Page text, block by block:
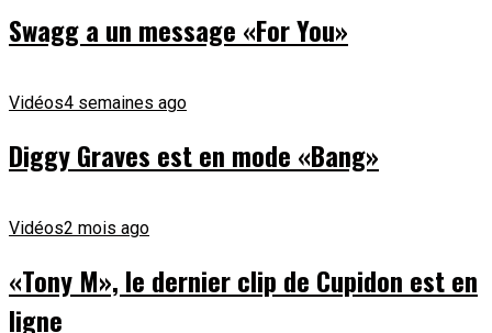
Swagg a un message «For You»
Vidéos4 semaines ago
Diggy Graves est en mode «Bang»
Vidéos2 mois ago
«Tony M», le dernier clip de Cupidon est en
ligne